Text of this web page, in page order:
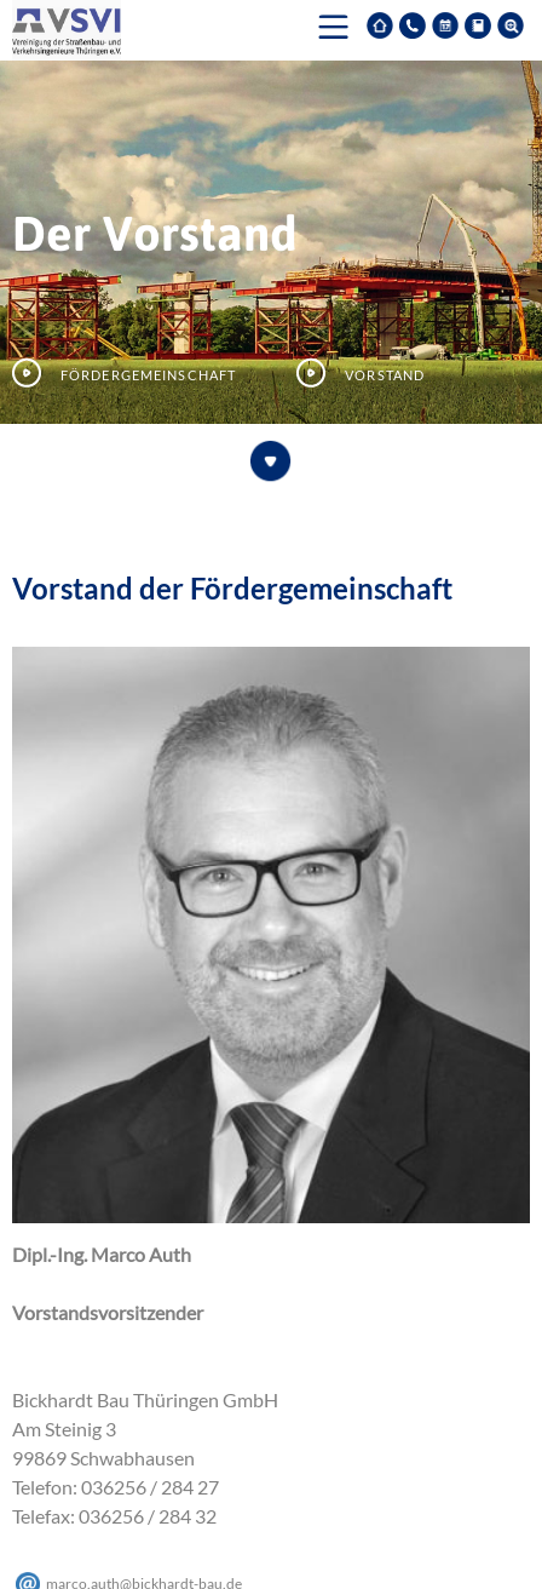
Der Vorstand
Fördergemeinschaft Vorstand
Vorstand der Fördergemeinschaft
Dipl.-Ing. Marco Auth
Vorstandsvorsitzender
Bickhardt Bau Thüringen GmbH
Am Steinig 3
99869 Schwabhausen
Telefon: 036256 / 284 27
Telefax: 036256 / 284 32
marco.auth@bickhardt-bau de